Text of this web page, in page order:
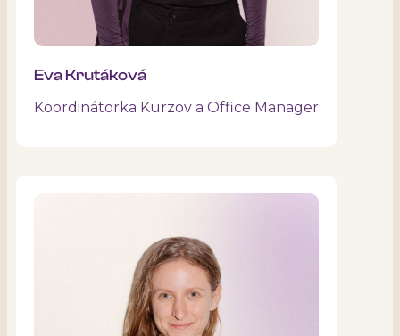
Eva Krutáková
Koordinátorka Kurzov a Office Manager